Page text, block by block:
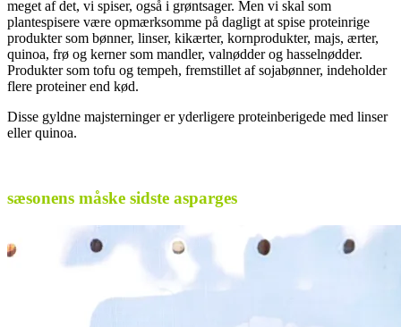
meget af det, vi spiser, også i grøntsager. Men vi skal som
plantespisere være opmærksomme på dagligt at spise proteinrige
produkter som bønner, linser, kikærter, kornprodukter, majs, ærter,
quinoa, frø og kerner som mandler, valnødder og hasselnødder.
Produkter som tofu og tempeh, fremstillet af sojabønner, indeholder
flere proteiner end kød.
Disse gyldne majsterninger er yderligere proteinberigede med linser
eller quinoa.
sæsonens måske sidste asparges